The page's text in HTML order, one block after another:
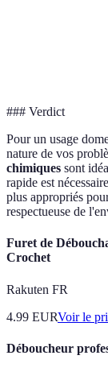
### Verdict
Pour un usage
nature de vos
chimiques sont
rapide est
plus appropriés
respectueuse de
Furet de
Crochet
Rakuten FR
4.99 EURVoir le
Déboucheur